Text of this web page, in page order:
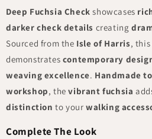
Deep Fuchsia Check showcases
darker check details creating
Sourced from the Isle of Harris, this
demonstrates contemporary
weaving excellence. Handmade
workshop, thevibrant fuchsia
distinction to yourwalking
Complete The Look